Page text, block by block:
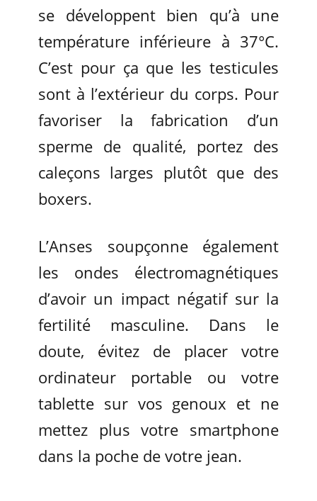
se développent bien qu’à une
température inférieure à 37°C.
C’est pour ça que les testicules
sont à l’extérieur du corps. Pour
favoriser la fabrication d’un
sperme de qualité, portez des
caleçons larges plutôt que des
boxers.
L’Anses soupçonne également
les ondes électromagnétiques
d’avoir un impact négatif sur la
fertilité masculine. Dans le
doute, évitez de placer votre
ordinateur portable ou votre
tablette sur vos genoux et ne
mettez plus votre smartphone
dans la poche de votre jean.